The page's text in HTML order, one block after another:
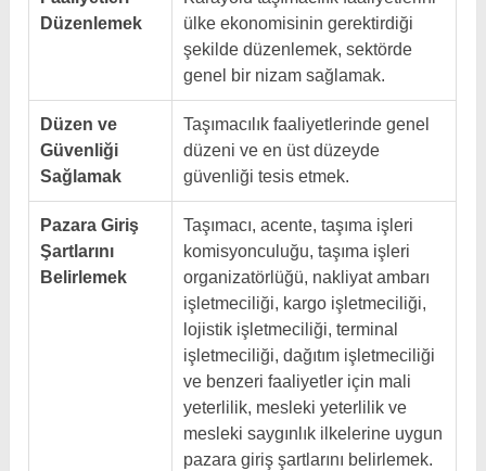
Düzenlemek
ülke ekonomisinin gerektirdiği
şekilde düzenlemek, sektörde
genel bir nizam sağlamak.
Düzen ve
Güvenliği
Sağlamak
Taşımacılık faaliyetlerinde genel
düzeni ve en üst düzeyde
güvenliği tesis etmek.
Pazara Giriş
Şartlarını
Belirlemek
Taşımacı, acente, taşıma işleri
komisyonculuğu, taşıma işleri
organizatörlüğü, nakliyat ambarı
işletmeciliği, kargo işletmeciliği,
lojistik işletmeciliği, terminal
işletmeciliği, dağıtım işletmeciliği
ve benzeri faaliyetler için mali
yeterlilik, mesleki yeterlilik ve
mesleki saygınlık ilkelerine uygun
pazara giriş şartlarını belirlemek.